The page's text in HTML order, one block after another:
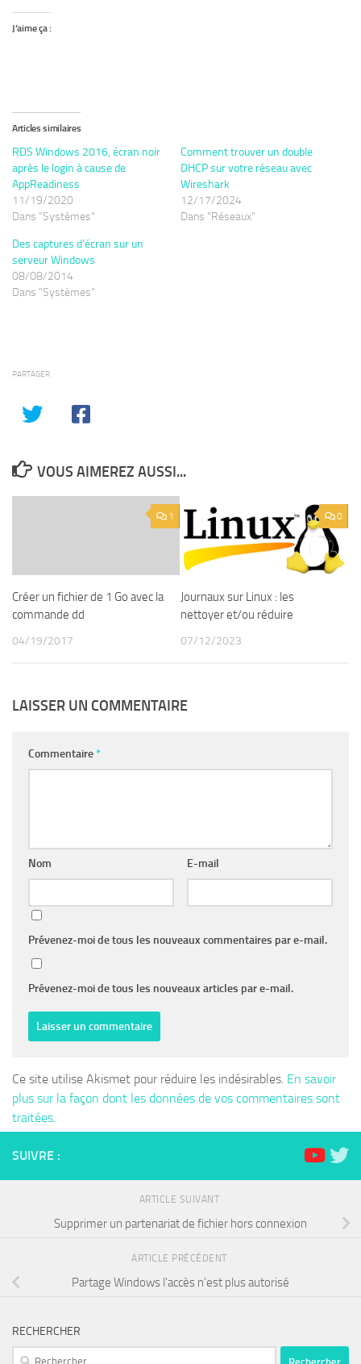
J’aime ça :
Articles similaires
RDS Windows 2016, écran noir
après le login à cause de
AppReadiness
11/19/2020
Dans "Systèmes"
Comment trouver un double
DHCP sur votre réseau avec
Wireshark
12/17/2024
Dans "Réseaux"
Des captures d’écran sur un
serveur Windows
08/08/2014
Dans "Systèmes"
PARTAGER
VOUS AIMEREZ AUSSI...
1
Créer un fichier de 1 Go avec la
commande dd
04/19/2017
0
Journaux sur Linux : les
nettoyer et/ou réduire
07/12/2023
LAISSER UN COMMENTAIRE
Commentaire*
Nom E-mail
Prévenez-moi de tous les nouveaux commentaires par e-mail.
Prévenez-moi de tous les nouveaux articles par e-mail.
Ce site utilise Akismet pour réduire les indésirables. En savoir
plus sur la façon dont les données de vos commentaires sont
traitées.
SUIVRE :
ARTICLE SUIVANT
Supprimer un partenariat de fichier hors connexion
ARTICLE PRÉCÉDENT
Partage Windows l’accès n’est plus autorisé
RECHERCHER
Rechercher :